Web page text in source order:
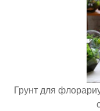
Грунт для